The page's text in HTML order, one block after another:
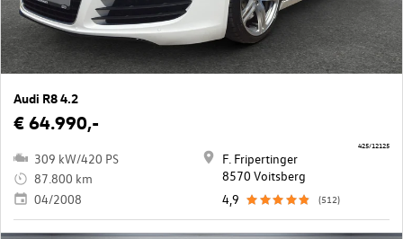
Audi R8 4.2
€ 64.990,-
309 kW/420 PS
87.800 km
04/2008
F. Fripertinger
8570 Voitsberg
4,9
(512)
425/12125